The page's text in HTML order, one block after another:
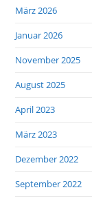
März 2026
Januar 2026
November 2025
August 2025
April 2023
März 2023
Dezember 2022
September 2022